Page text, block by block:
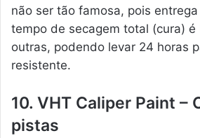
não ser tão famosa, pois
tempo de secagem total (cura) é
outras, podendo levar 24 horas
resistente.
10. VHT Caliper Paint –
pistas